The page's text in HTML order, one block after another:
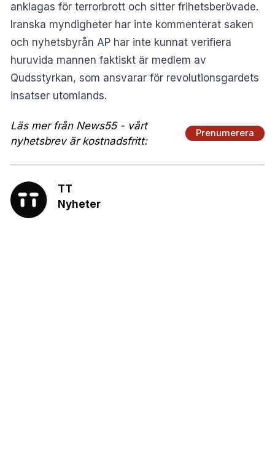
anklagas för terrorbrott och sitter frihetsberövade.
Iranska myndigheter har inte kommenterat saken
och nyhetsbyrån AP har inte kunnat verifiera
huruvida mannen faktiskt är medlem av
Qudsstyrkan, som ansvarar för revolutionsgardets
insatser utomlands.
Läs mer från News55 - vårt
nyhetsbrev är kostnadsfritt:
Prenumerera
TT
Nyheter